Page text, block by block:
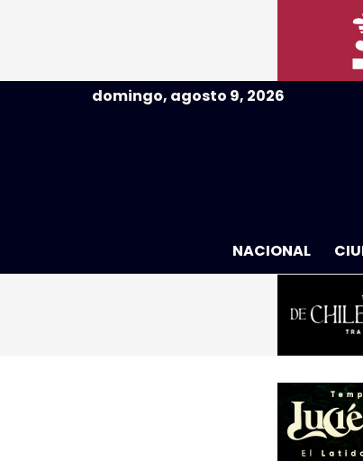
domingo, agosto 9, 2026
NACIONAL